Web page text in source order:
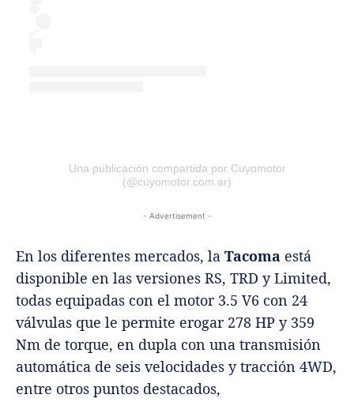
Una publicación compartida por Cuyomotor
(@cuyomotor.com.ar)
- Advertisement -
En los diferentes mercados, la Tacoma está
disponible en las versiones RS, TRD y Limited,
todas equipadas con el motor 3.5 V6 con 24
válvulas que le permite erogar 278 HP y 359
Nm de torque, en dupla con una transmisión
automática de seis velocidades y tracción 4WD,
entre otros puntos destacados,